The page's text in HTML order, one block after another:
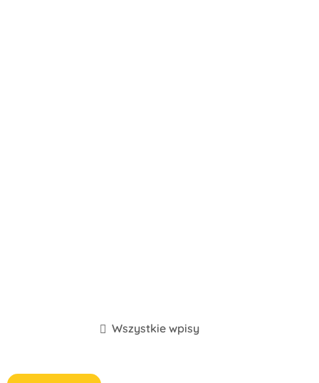
Wszystkie wpisy